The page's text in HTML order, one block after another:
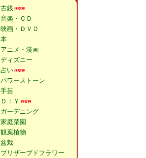
古銭
音楽・ＣＤ
映画・ＤＶＤ
本
アニメ・漫画
ディズニー
占い
パワーストーン
手芸
ＤＩＹ
ガーデニング
家庭菜園
観葉植物
盆栽
プリザーブドフラワー